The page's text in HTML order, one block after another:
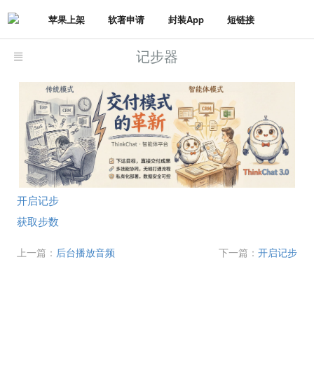
苹果上架 软著申请 封装App 短链接
记步器
开启记步
获取步数
上一篇： 后台播放音频 下一篇： 开启记步